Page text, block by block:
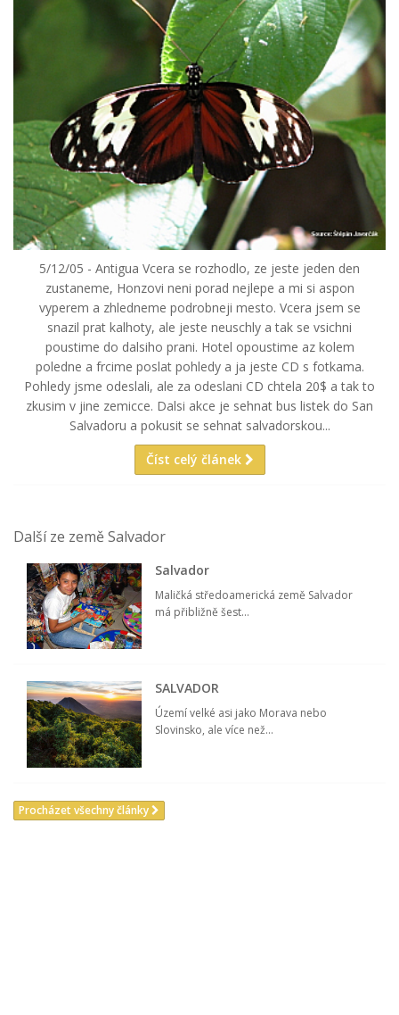
5/12/05 - Antigua Vcera se rozhodlo, ze jeste jeden den
zustaneme, Honzovi neni porad nejlepe a mi si aspon
vyperem a zhledneme podrobneji mesto. Vcera jsem se
snazil prat kalhoty, ale jeste neuschly a tak se vsichni
poustime do dalsiho prani. Hotel opoustime az kolem
poledne a frcime poslat pohledy a ja jeste CD s fotkama.
Pohledy jsme odeslali, ale za odeslani CD chtela 20$ a tak to
zkusim v jine zemicce. Dalsi akce je sehnat bus listek do San
Salvadoru a pokusit se sehnat salvadorskou...
Číst celý článek
Další ze země Salvador
Salvador
Maličká středoamerická země Salvador
má přibližně šest...
SALVADOR
Území velké asi jako Morava nebo
Slovinsko, ale více než...
Procházet všechny články